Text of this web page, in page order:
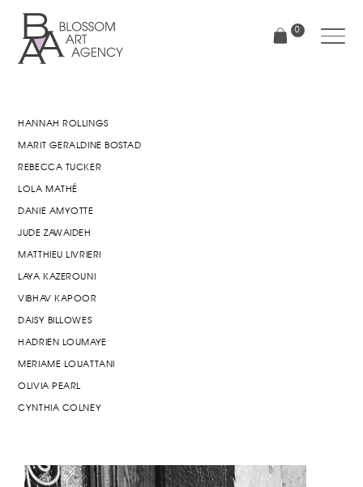
principal
0
HANNAH ROLLINGS
MARIT GERALDINE BOSTAD
REBECCA TUCKER
LOLA MATHÉ
DANIE AMYOTTE
JUDE ZAWAIDEH
MATTHIEU LIVRIERI
LAYA KAZEROUNI
VIBHAV KAPOOR
DAISY BILLOWES
HADRIEN LOUMAYE
MERIAME LOUATTANI
OLIVIA PEARL
CYNTHIA COLNEY